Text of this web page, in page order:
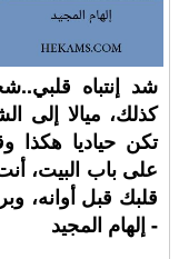
شد إنتباه
كذلك، ميالا إلى
تكن حياديا هكذا
على باب البيت،
قلبك قبل أوانه،
- إلهام المجيد